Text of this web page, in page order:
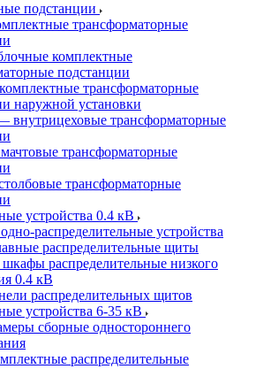
подстанции
трансформаторные
комплектные
подстанции
трансформаторные
наружной установки
трансформаторные
трансформаторные
трансформаторные
устройства 0.4 кВ
распределительные устройства
распределительные щиты
распределительные низкого
0.4 кВ
распределительных щитов
устройства 6-35 кВ
сборные одностороннего
распределительные